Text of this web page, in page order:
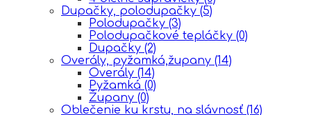
Dupačky, polodupačky (5)
Polodupačky (3)
Polodupačkové tepláčky (0)
Dupačky (2)
Overály, pyžamká,župany (14)
Overály (14)
Pyžamká (0)
Župany (0)
Oblečenie ku krstu, na slávnosť (16)